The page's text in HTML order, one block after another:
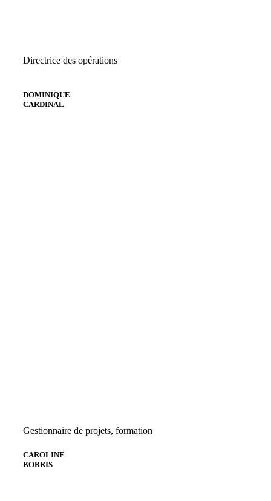
Directrice des opérations
DOMINIQUE
CARDINAL
Gestionnaire de projets, formation
CAROLINE
BORRIS